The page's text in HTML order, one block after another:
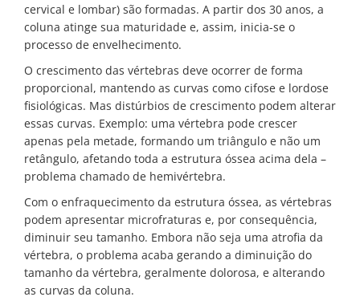
cervical e lombar) são formadas. A partir dos 30 anos, a
coluna atinge sua maturidade e, assim, inicia-se o
processo de envelhecimento.
O crescimento das vértebras deve ocorrer de forma
proporcional, mantendo as curvas como cifose e lordose
fisiológicas. Mas distúrbios de crescimento podem alterar
essas curvas. Exemplo: uma vértebra pode crescer
apenas pela metade, formando um triângulo e não um
retângulo, afetando toda a estrutura óssea acima dela –
problema chamado de hemivértebra.
Com o enfraquecimento da estrutura óssea, as vértebras
podem apresentar microfraturas e, por consequência,
diminuir seu tamanho. Embora não seja uma atrofia da
vértebra, o problema acaba gerando a diminuição do
tamanho da vértebra, geralmente dolorosa, e alterando
as curvas da coluna.